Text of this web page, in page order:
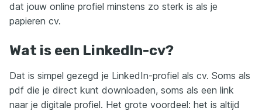
dat jouw online profiel minstens zo sterk is als je
papieren cv.
Wat is een LinkedIn-cv?
Dat is simpel gezegd je LinkedIn-profiel als cv. Soms als
pdf die je direct kunt downloaden, soms als een link
naar je digitale profiel. Het grote voordeel: het is altijd